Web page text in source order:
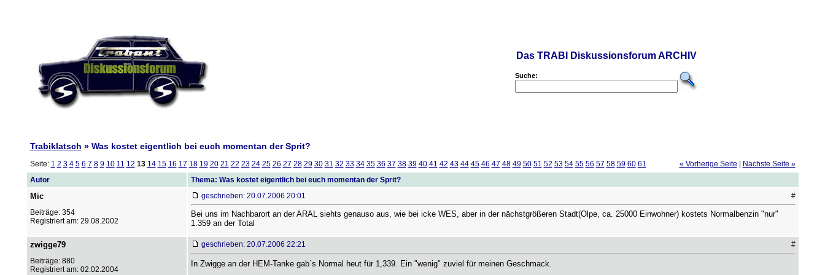
Das TRABI Diskussionsforum ARCHIV
Suche:
Trabiklatsch » Was kostet eigentlich bei euch momentan der Sprit?
Seite: 1 2 3 4 5 6 7 8 9 10 11 12 13 14 15 16 17 18 19 20 21 22 23 24 25 26 27 28 29 30 31 32 33 34 35 36 37 38 39 40 41 42 43 44 45 46 47 48 49 50 51 52 53 54 55 56 57 58 59 60 61 « Vorherige Seite
Nächste Seite »
Autor
Thema: Was kostet eigentlich bei euch momentan der Sprit?
Mic
Beiträge: 354
Registriert am: 29.08.2002
geschrieben: 20.07.2006 20:01 #
Bei uns im Nachbarort an der ARAL siehts genauso aus, wie bei icke WES, aber in der nächstgrößeren Stadt(Olpe, ca. 25000 Einwohner) kostets Normalbenzin "nur"
1.359 an der Total
zwigge79
Beiträge: 880
Registriert am: 02.02.2004
geschrieben: 20.07.2006 22:21 #
In Zwigge an der HEM-Tanke gab`s Normal heut für 1,339. Ein "wenig" zuviel für meinen Geschmack.